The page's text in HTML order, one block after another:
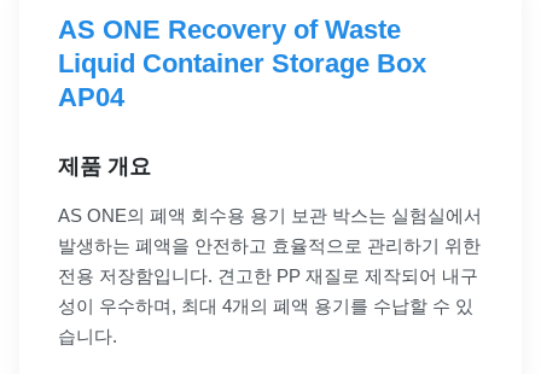
AS ONE Recovery of Waste
Liquid Container Storage Box
AP04
제품 개요
AS ONE의 폐액 회수용 용기 보관 박스는 실험실에서
발생하는 폐액을 안전하고 효율적으로 관리하기 위한
전용 저장함입니다. 견고한 PP 재질로 제작되어 내구
성이 우수하며, 최대 4개의 폐액 용기를 수납할 수 있
습니다.